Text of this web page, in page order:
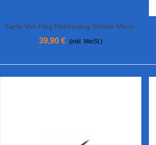
View More
Karte Von Flug Hobbywing XRotor Micro-
F4, G2
39,90 € (inkl. MwSt.)